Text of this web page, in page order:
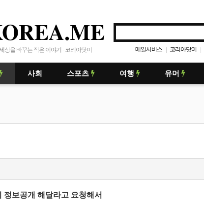
상을 바꾸는 작은 이야기 - 코리아닷미 메일서비스 | 코리아닷미 |
사회 스포츠 여행 유머
정보공개 해달라고 요청해서